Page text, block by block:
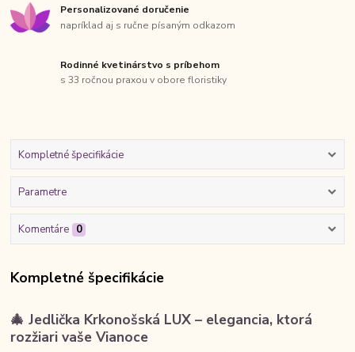
Personalizované doručenie
napríklad aj s ručne písaným odkazom
Rodinné kvetinárstvo s príbehom
s 33 ročnou praxou v obore floristiky
Kompletné špecifikácie
Parametre
Komentáre 0
Kompletné špecifikácie
🎄Jedlička Krkonošská LUX – elegancia, ktorá
rozžiari vaše Vianoce